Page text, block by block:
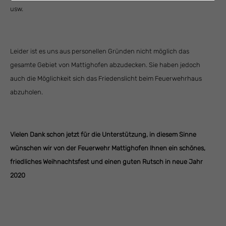
usw.
Leider ist es uns aus personellen Gründen nicht möglich das
gesamte Gebiet von Mattighofen abzudecken. Sie haben jedoch
auch die Möglichkeit sich das Friedenslicht beim Feuerwehrhaus
abzuholen.
Vielen Dank schon jetzt für die Unterstützung, in diesem Sinne
wünschen wir von der Feuerwehr Mattighofen Ihnen ein schönes,
friedliches Weihnachtsfest und einen guten Rutsch in neue Jahr
2020